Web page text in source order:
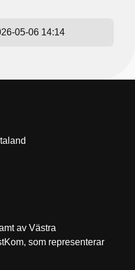
05-06 14:14
av Västra
som representerar